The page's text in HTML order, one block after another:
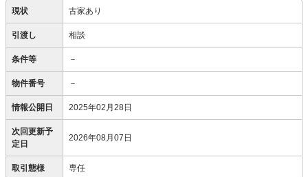
現状 古家あり
引渡し 相談
条件等 －
物件番号 －
情報公開日 2025年02月28日
次回更新予
定日
2026年08月07日
取引態様 専任